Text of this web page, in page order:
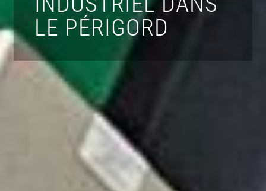
LE PÉRIGORD